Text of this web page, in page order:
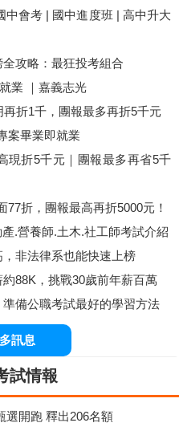
中會考 | 國中進度班 | 高中升大
攻略：最狂投考組合
業 ｜嘉義志光
折1千，團報最多再折5千元
案畢業即就業
現折5千元｜團報最多再省5千
77折，團報最高再折5000元！
.營養師.土木.社工師考試介紹
非法律系也能快速上榜
88K，挑戰30歲前年薪百萬
準備公職考試最好的學習方法
訊息
試情報
選開跑 釋出206名額